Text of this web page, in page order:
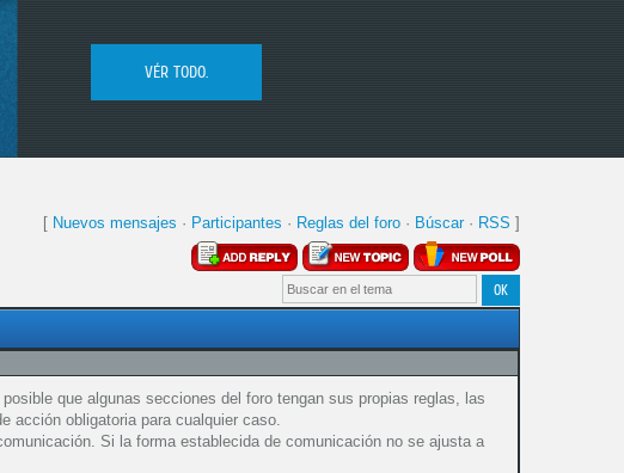
VÉR TODO.
VÉR TODO
VÉR TODO
[ Nuevos mensajes · Participantes · Reglas del foro · Búscar· RSS ]
que algunas secciones del foro tengan sus propias reglas, las
acción obligatoria para cualquier caso.
Si la forma establecida de comunicación no se ajusta a